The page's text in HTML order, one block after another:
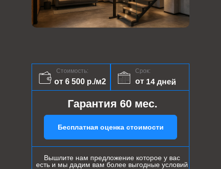
Срок:
от 14 дней
Стоимость:
от 6 500 р./м2
Гарантия 60 мес.
Бесплатная оценка стоимости
Вышлите нам предложение которое у вас
есть и мы дадим вам более выгодные условий